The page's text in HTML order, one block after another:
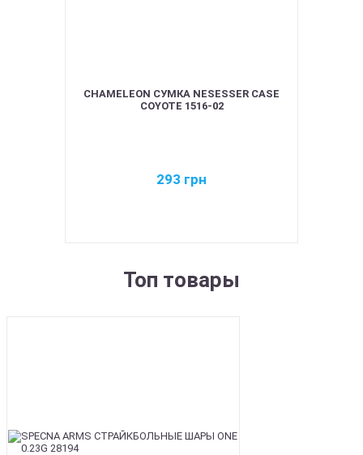
CHAMELEON СУМКА NESESSER CASE
COYOTE 1516-02
293 грн
Топ товары